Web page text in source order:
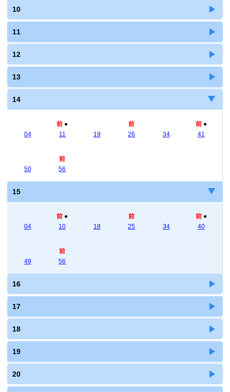
10
11
12
13
14
04
前 ●
11
19
前
26
34
前 ●
41
50
前
56
15
04
前 ●
10
18
前
25
34
前 ●
40
49
前
56
16
17
18
19
20